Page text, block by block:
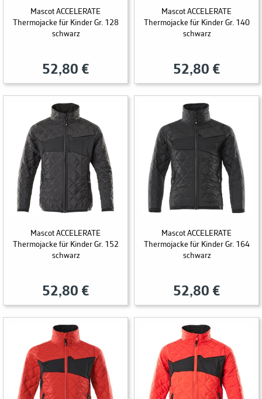
Mascot ACCELERATE
Thermojacke für Kinder Gr. 128
schwarz
52,80 €
Mascot ACCELERATE
Thermojacke für Kinder Gr. 140
schwarz
52,80 €
Mascot ACCELERATE
Thermojacke für Kinder Gr. 152
schwarz
52,80 €
Mascot ACCELERATE
Thermojacke für Kinder Gr. 164
schwarz
52,80 €